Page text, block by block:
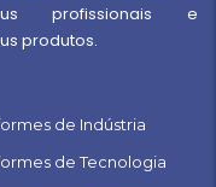
profissionais e
produtos.
de Indústria
de Tecnologia